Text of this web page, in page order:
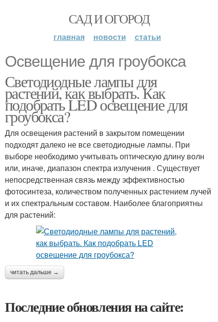
САД И ОГОРОД
главная новости статьи
Освещение для гроубокса
Светодиодные лампы для
растений, как выбрать. Как
подобрать LED освещение для
гроубокса?
Для освещения растений в закрытом помещении
подходят далеко не все светодиодные лампы. При
выборе необходимо учитывать оптическую длину волн
или, иначе, диапазон спектра излучения . Существует
непосредственная связь между эффективностью
фотосинтеза, количеством полученных растением лучей
и их спектральным составом. Наиболее благоприятны
для растений:
читать дальше →
Последние обновления на сайте: